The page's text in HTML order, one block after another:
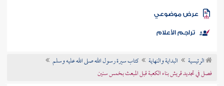
الكتب
موضوعي
تراجم الأعلام
الرئيسية البداية والنهاية
كتاب سيرة رسول الله صلى الله عليه وسلم
فصل في تجديد قريش بناء الكعبة قبل المبعث بخمس سنين